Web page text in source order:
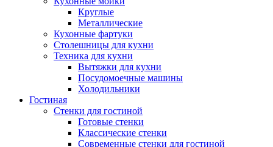
Круглые
Металлические
Кухонные фартуки
Столешницы для кухни
Техника для кухни
Вытяжки для кухни
Посудомоечные машины
Холодильники
Гостиная
Стенки для гостиной
Готовые стенки
Классические стенки
Современные стенки для гостиной